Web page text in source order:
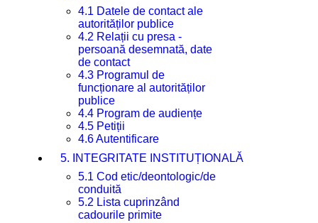
4.1 Datele de contact ale
autorităților publice
4.2 Relații cu presa -
persoană desemnată, date
de contact
4.3 Programul de
funcționare al autorităților
publice
4.4 Program de audiențe
4.5 Petiții
4.6 Autentificare
5. INTEGRITATE INSTITUȚIONALĂ
5.1 Cod etic/deontologic/de
conduită
5.2 Lista cuprinzând
cadourile primite